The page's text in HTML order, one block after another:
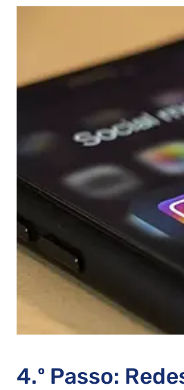
4.º Passo: